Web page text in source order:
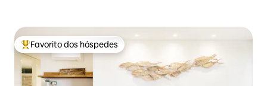
Favoritos dos hóspedes mais apreciados
Favorito dos hóspedes